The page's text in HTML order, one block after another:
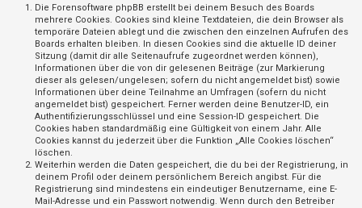
Die Forensoftware phpBB erstellt bei deinem Besuch des Boards
mehrere Cookies. Cookies sind kleine Textdateien, die dein Browser als
temporäre Dateien ablegt und die zwischen den einzelnen Aufrufen des
Boards erhalten bleiben. In diesen Cookies sind die aktuelle ID deiner
Sitzung (damit dir alle Seitenaufrufe zugeordnet werden können),
Informationen über die von dir gelesenen Beiträge (zur Markierung
dieser als gelesen/ungelesen; sofern du nicht angemeldet bist) sowie
Informationen über deine Teilnahme an Umfragen (sofern du nicht
angemeldet bist) gespeichert. Ferner werden deine Benutzer-ID, ein
Authentifizierungsschlüssel und eine Session-ID gespeichert. Die
Cookies haben standardmäßig eine Gültigkeit von einem Jahr. Alle
Cookies kannst du jederzeit über die Funktion „Alle Cookies löschen“
löschen.
Weiterhin werden die Daten gespeichert, die du bei der Registrierung, in
deinem Profil oder deinem persönlichem Bereich angibst. Für die
Registrierung sind mindestens ein eindeutiger Benutzername, eine E-
Mail-Adresse und ein Passwort notwendig. Wenn durch den Betreiber